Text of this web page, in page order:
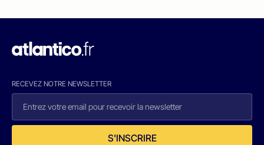
RECEVEZ NOTRE NEWSLETTER
S'INSCRIRE